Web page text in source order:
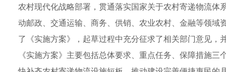
农村现代化战略部署，贯通落实国家关于农村寄递物流
动邮政、交通运输、商务、供销、农业农村、金融等领
了《实施方案》，起草过程中充分征求了相关部门意见
《实施方案》主要包括总体要求、重点任务、保障措施